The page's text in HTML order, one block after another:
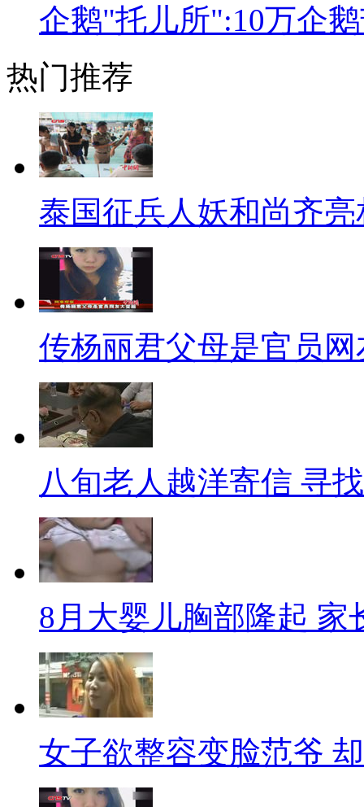
国人的演绎下，显得分外欢喜
除了综艺节目的唱歌走秀，
选手佛蓝引发热议，他在求职
持人樊登的大力支持，但最终
这几年经济发展的还算不错，
【标题】XP进入死亡倒计时
【口播:】微软8号再次发布
365天技术支持时间。一旦截
统的安全更新、补丁修正以及
【解说】
Windows XP还统治着计算机
未闻的。但是，由于硬件要求
Vista；2009年因全球经济危机
后的Windows 8也主要面向消
仍旧是IT业使用的主要产品。
从2014年4月8日开始，微软
更新、漏洞修复和技术支持。
持，或者什么都不做，仅祈祷
慨：“XP终于也要被淘汰了，
企鹅"托儿所":10万企
热门推荐
泰国征兵人妖和尚齐亮
传杨丽君父母是官员
八旬老人越洋寄信 寻
8月大婴儿胸部隆起 家
女子欲整容变脸范爷